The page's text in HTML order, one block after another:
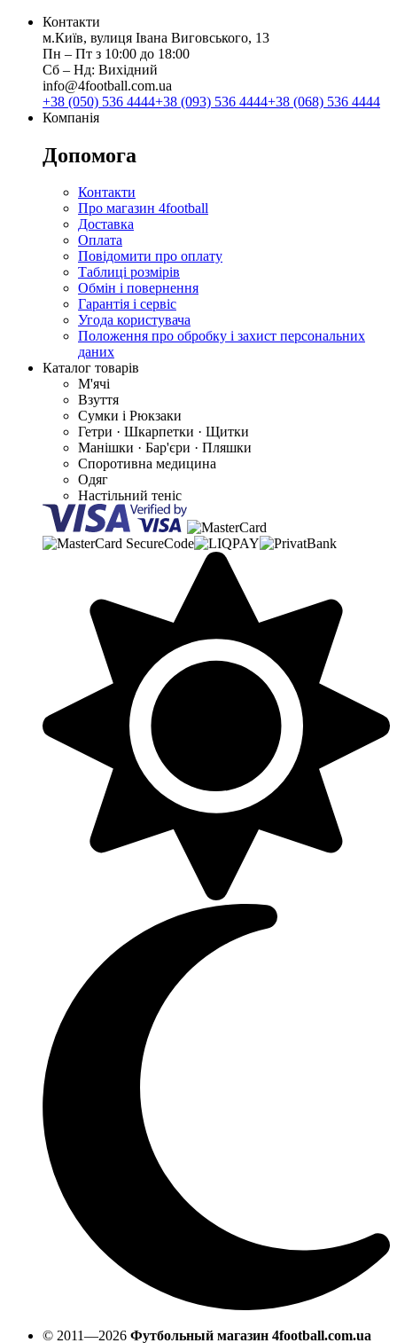
Контакти
м.Київ, вулиця Івана Виговського, 13
Пн ‒ Пт з 10:00 до 18:00
Сб ‒ Нд: Вихідний
info@4football.com.ua
+38 (050) 536 4444+38 (093) 536 4444+38 (068) 536 4444
Компанія
Допомога
Контакти
Про магазин 4football
Доставка
Оплата
Повідомити про оплату
Таблиці розмірів
Обмін і повернення
Гарантія і сервіс
Угода користувача
Положення про обробку і захист персональних
даних
Каталог товарів
М'ячі
Взуття
Сумки і Рюкзаки
Гетри · Шкарпетки · Щитки
Манішки · Бар'єри · Пляшки
Споротивна медицина
Одяг
Настільний теніс
© 2011—2026 Футбольный магазин 4football.com.ua